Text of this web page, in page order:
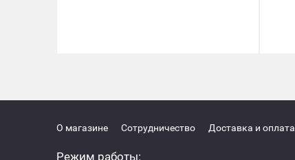
О магазине Сотрудничество Доставка и оплата
Режим работы: